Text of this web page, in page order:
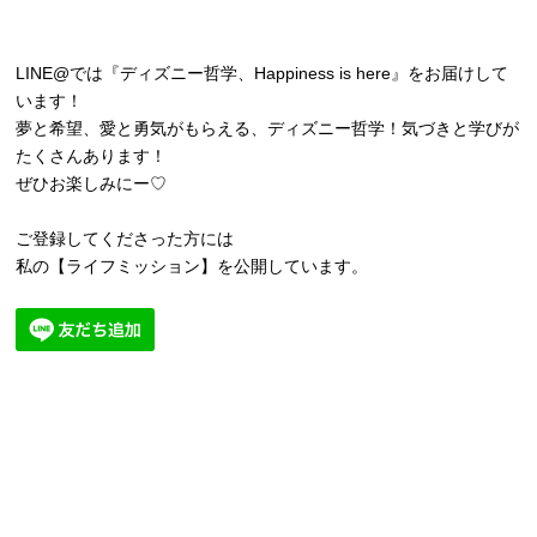
LINE@では『ディズニー哲学、Happiness is here』をお届けして
います！
夢と希望、愛と勇気がもらえる、ディズニー哲学！気づきと学びが
たくさんあります！
ぜひお楽しみにー♡
ご登録してくださった方には
私の【ライフミッション】を公開しています。